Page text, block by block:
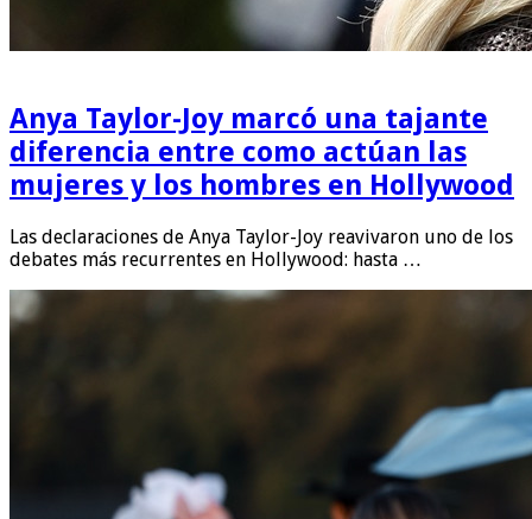
Anya Taylor-Joy marcó una tajante
diferencia entre como actúan las
mujeres y los hombres en Hollywood
Las declaraciones de Anya Taylor-Joy reavivaron uno de los
debates más recurrentes en Hollywood: hasta …